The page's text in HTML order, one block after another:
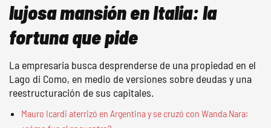
lujosa mansión en Italia: la
fortuna que pide
La empresaria busca desprenderse de una propiedad en el
Lago di Como, en medio de versiones sobre deudas y una
reestructuración de sus capitales.
Mauro Icardi aterrizó en Argentina y se cruzó con Wanda Nara: